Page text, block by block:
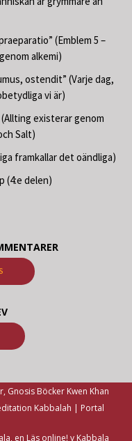
(Emblem 5 –
alkemi)
ostendit” (Varje dag,
vi är)
existerar genom
Salt)
framkallar det oändliga)
(4:e delen)
Gnosis Böcker Kwen Khan
Kabbalah | Portal
en Läs online! y Kabbala